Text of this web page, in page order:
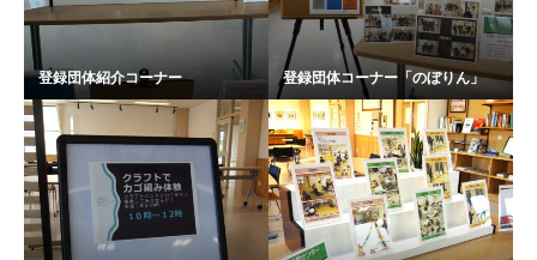
登録団体紹介コーナー 登録団体コーナー「のぼりん」